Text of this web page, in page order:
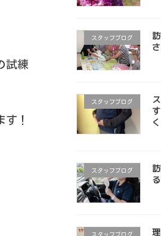
試練
！
スタッフブログ
スタッフブログ
スタッフブログ
スタッフブログ